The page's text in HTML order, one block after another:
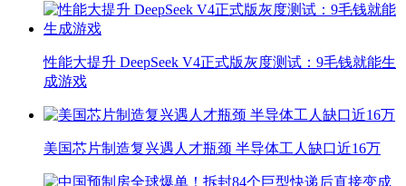
性能大提升 DeepSeek V4正式版灰度测试：9毛钱就能生
成游戏
美国芯片制造复兴遇人才瓶颈 半导体工人缺口近16万